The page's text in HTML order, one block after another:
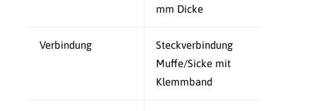
mm Dicke
Verbindung
Steckverbindung
Muffe/Sicke mit
Klemmband